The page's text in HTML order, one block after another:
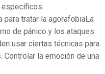
específicos.
tratar la agorafobiaLa
de pánico y los ataques
usar ciertas técnicas para
la emoción de una